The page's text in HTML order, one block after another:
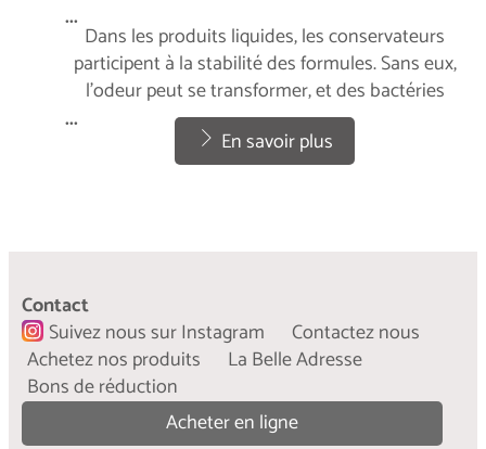
...
Dans les produits liquides, les conservateurs
participent à la stabilité des formules. Sans eux,
l'odeur peut se transformer, et des bactéries
peuvent se développer.
...
En savoir plus
Contact
Suivez nous sur Instagram
Contactez nous
Achetez nos produits
La Belle Adresse
Bons de réduction
Acheter en ligne